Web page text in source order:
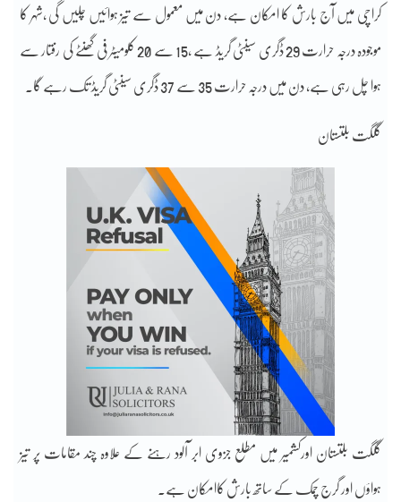
کراچی میں آج بارش کا امکان ہے، دن میں معمول سے تیز ہوائیں چلیں گی ،شہر کا
موجودہ درجہ حرارت 29 ڈگری سینٹی گریڈ ہے ،15 سے 20 کلومیٹر فی گھنٹے کی رفتار سے
ہوا چل رہی ہے، دن میں درجہ حرارت 35 سے 37 ڈگری سینٹی گریڈ تک رہے گا۔
گلگت بلتستان
گلگت بلتستان اورکشمیر میں مطلع جزوی ابر آلود رہنے کے علاوہ چند مقامات پر تیز
ہواؤں اور گرج چمک کے ساتھ بارش کاامکان ہے۔